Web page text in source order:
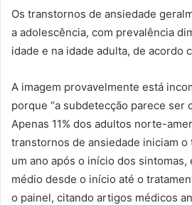
Os transtornos de ansiedade
a adolescência, com prevalência
idade e na idade adulta, de acordo
A imagem provavelmente está
porque “a subdetecção parece ser
Apenas 11% dos adultos norte-
transtornos de ansiedade iniciam
um ano após o início dos sintomas,
médio desde o início até o
o painel, citando artigos médicos